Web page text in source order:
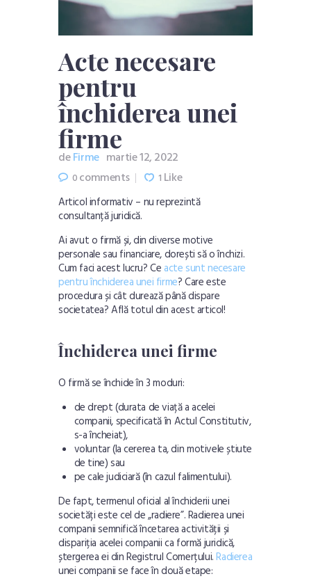
Acte necesare
pentru
închiderea unei
firme
deFirme martie 12, 2022
0comments 1 Like
Articol informativ – nu reprezintă
consultanță juridică.
Ai avut o firmă și, din diverse motive
personale sau financiare, dorești să o închizi.
Cum faci acest lucru? Ce acte sunt necesare
pentru închiderea unei firme? Care este
procedura și cât durează până dispare
societatea? Află totul din acest articol!
Închiderea unei firme
O firmă se închide în 3 moduri:
de drept (durata de viață a acelei
companii, specificată în Actul Constitutiv,
s-a încheiat),
voluntar (la cererea ta, din motivele știute
de tine) sau
pe cale judiciară (în cazul falimentului).
De fapt, termenul oficial al închiderii unei
societăți este cel de „radiere”. Radierea unei
companii semnifică încetarea activității și
dispariția acelei companii ca formă juridică,
ștergerea ei din Registrul Comerțului.Radierea
unei companii se face în două etape: